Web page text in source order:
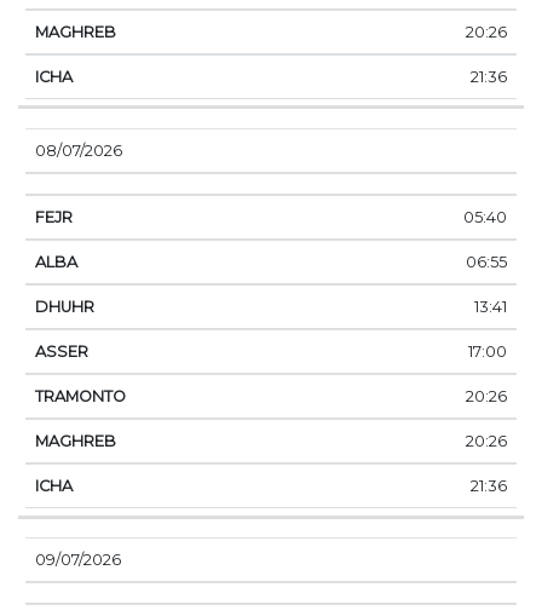
20:26
21:36
08/07/2026
05:40
06:55
13:41
17:00
20:26
20:26
21:36
09/07/2026